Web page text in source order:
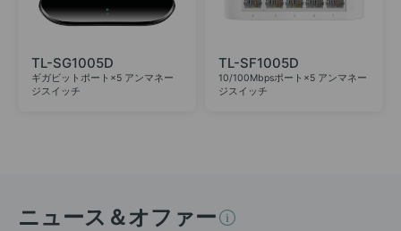
TL-SG1005D
ギガビットポート×5 アンマネー
ジスイッチ
TL-SF1005D
10/100Mbpsポート×5 アンマネー
ジスイッチ
ニュース＆オファー